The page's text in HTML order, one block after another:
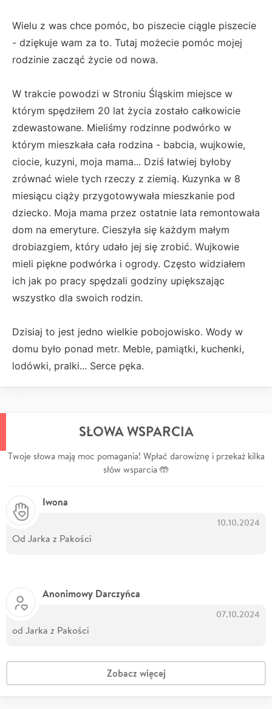
Wielu z was chce pomóc, bo piszecie ciągle piszecie
- dziękuje wam za to. Tutaj możecie pomóc mojej
rodzinie zacząć życie od nowa.
W trakcie powodzi w Stroniu Śląskim miejsce w
którym spędziłem 20 lat życia zostało całkowicie
zdewastowane. Mieliśmy rodzinne podwórko w
którym mieszkała cała rodzina - babcia, wujkowie,
ciocie, kuzyni, moja mama... Dziś łatwiej byłoby
zrównać wiele tych rzeczy z ziemią. Kuzynka w 8
miesiącu ciąży przygotowywała mieszkanie pod
dziecko. Moja mama przez ostatnie lata remontowała
dom na emeryture. Cieszyła się każdym małym
drobiazgiem, który udało jej się zrobić. Wujkowie
mieli piękne podwórka i ogrody. Często widziałem
ich jak po pracy spędzali godziny upiększając
wszystko dla swoich rodzin.
Dzisiaj to jest jedno wielkie pobojowisko. Wody w
domu było ponad metr. Meble, pamiątki, kuchenki,
lodówki, pralki... Serce pęka.
SŁOWA WSPARCIA
Twoje słowa mają moc pomagania! Wpłać darowiznę i przekaż kilka
słów wsparcia 🤲
Iwona
10.10.2024
Od Jarka z Pakości
Anonimowy Darczyńca
07.10.2024
od Jarka z Pakości
Zobacz więcej